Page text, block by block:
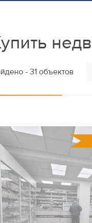
- 31 объектов